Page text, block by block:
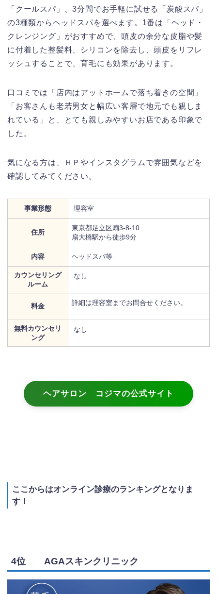
「クールスパ」、3分間でお手軽に試せる「炭酸スパ」
の3種類からヘッドスパを選べます。1番は「ヘッド・
クレンジング」がおすすめで、頭皮の余分な皮脂や髪
に付着した整髪料、シリコンを除去し、頭皮をリフレ
ッシュすることで、育毛にも効果があります。
口コミでは「店内はアットホームで落ち着きの空間」
「お客さんも老若男女と幅広い客層で地元でも親しま
れている」と、とても親しみやすいお店である印象で
した。
気になる方は、ＨＰやインスタグラムで雰囲気などを
確認してみてください。
事業形態 理容室
住所
東京都足立区扇3-8-10
扇大橋駅から徒歩9分
内容 ヘッドスパ等
カウンセリング
ルーム
なし
料金 詳細は理容室までお問合せください。
無料カウンセリ
ング
なし
ヘアサロン コジマの公式サイト
ここからはオンライン診療のランキングとなりま
す！
4位 AGAスキンクリニック